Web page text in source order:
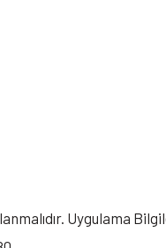
Uygulama